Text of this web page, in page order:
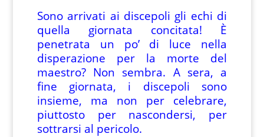
Sono arrivati ai discepoli gli echi di
quella giornata concitata! È
penetrata un po’ di luce nella
disperazione per la morte del
maestro? Non sembra. A sera, a
fine giornata, i discepoli sono
insieme, ma non per celebrare,
piuttosto per nascondersi, per
sottrarsi al pericolo.